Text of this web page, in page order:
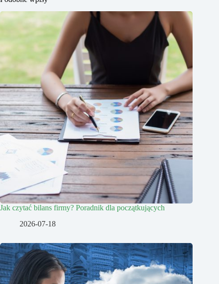
Jak czytać bilans firmy? Poradnik dla początkujących
2026-07-18